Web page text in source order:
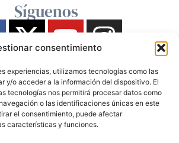
consentimiento
experiencias, utilizamos tecnologías como las
y/o acceder a la información del dispositivo. El
tecnologías nos permitirá procesar datos como
o las identificaciones únicas en este
el consentimiento, puede afectar
características y funciones.
Síguenos